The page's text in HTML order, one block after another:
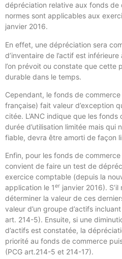
dépréciation relative aux fonds de
normes sont applicables aux
janvier 2016.
En effet, une dépréciation sera
d’inventaire de l’actif est
l’on prévoit ou constate que cette
durable dans le temps.
Cependant, le fonds de
française) fait valeur d’exception
citée. L’ANC indique que les
durée d’utilisation limitée mais qui
fiable, devra être amorti de façon
Enfin, pour les fonds de
convient de faire un test de
exercice comptable (depuis la
application le 1er janvier 2016).
déterminer la valeur de ces
valeur d’un groupe d’actifs
art. 214-5). Ensuite, si une
d’actifs est constatée, la
priorité au fonds de commerce
(PCG art.214-5 et 214-17).